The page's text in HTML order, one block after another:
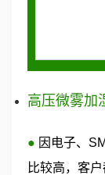
高压微雾加
● 因电子、
比较高，客